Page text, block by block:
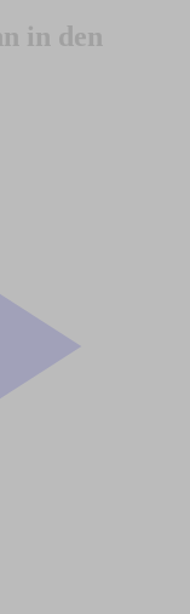
in den